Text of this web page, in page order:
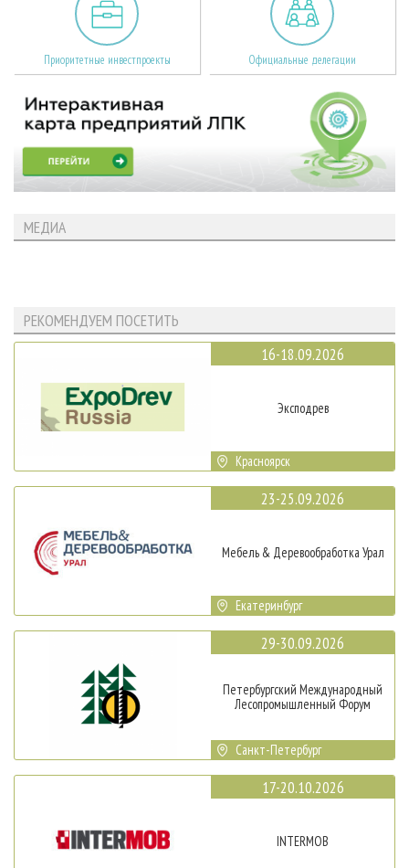
Приоритетные инвестпроекты Официальные делегации
МЕДИА
РЕКОМЕНДУЕМ ПОСЕТИТЬ
16-18.09.2026
Эксподрев
Красноярск
23-25.09.2026
Мебель & Деревообработка Урал
Екатеринбург
29-30.09.2026
Петербургский Международный
Лесопромышленный Форум
Санкт-Петербург
17-20.10.2026
INTERMOB